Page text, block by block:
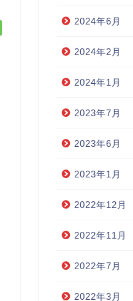
2024年6月
2024年2月
2024年1月
2023年7月
2023年6月
2023年1月
2022年12月
2022年11月
2022年7月
2022年3月